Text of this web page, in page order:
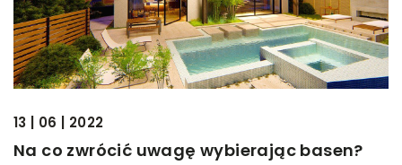
13 | 06 | 2022
Na co zwrócić uwagę wybierając basen?